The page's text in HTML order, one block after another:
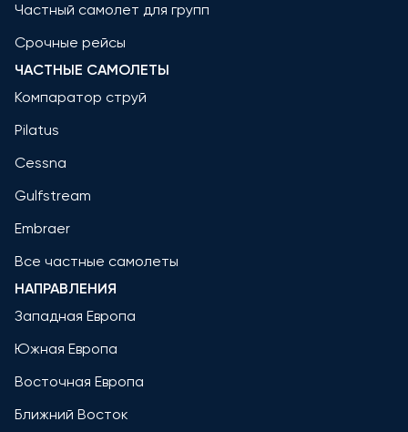
Частный самолет для групп
Срочные рейсы
ЧАСТНЫЕ САМОЛЕТЫ
Компаратор струй
Pilatus
Cessna
Gulfstream
Embraer
Все частные самолеты
НАПРАВЛЕНИЯ
Западная Европа
Южная Европа
Восточная Европа
Ближний Восток